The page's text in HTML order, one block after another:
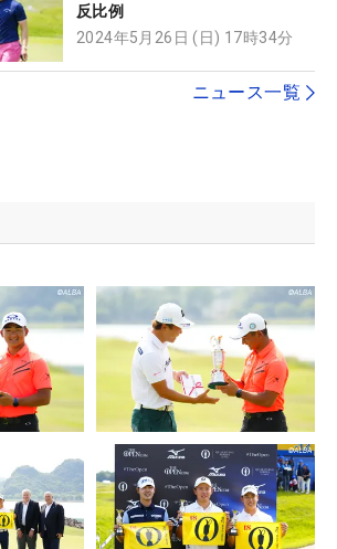
反比例
2024年5月26日 (日) 17時34分
ニュース一覧